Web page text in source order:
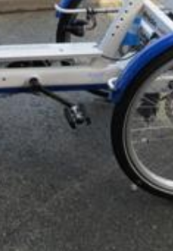
Envoyer un mail
Localisation de l'annonce :